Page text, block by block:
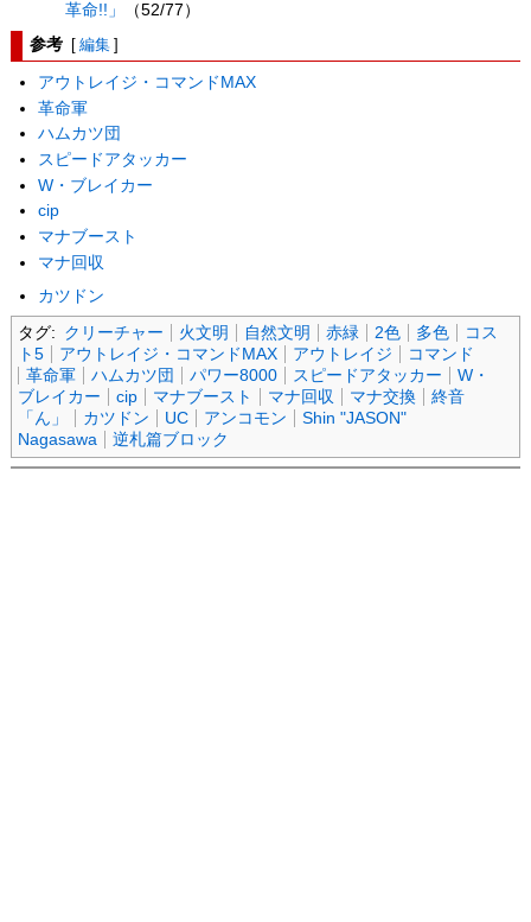
革命!!」
（52/77）
参考 [ 編集 ]
アウトレイジ・コマンドMAX
革命軍
ハムカツ団
スピードアタッカー
W・ブレイカー
cip
マナブースト
マナ回収
カツドン
タグ: クリーチャー 火文明 自然文明 赤緑 2色 多色
コス
ト5
アウトレイジ・コマンドMAX アウトレイジ
コマンド
革命軍
ハムカツ団 パワー8000 スピードアタッカー
W・
ブレイカー
cip マナブースト マナ回収 マナ交換
終音
「ん」
カツドン UC アンコモン
Shin "JASON"
Nagasawa
逆札篇ブロック